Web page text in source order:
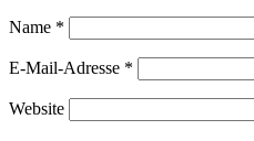
Name *
E-Mail-Adresse *
Website